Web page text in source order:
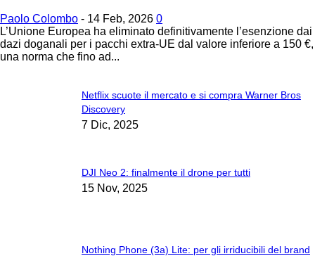
Paolo Colombo - 14 Feb, 2026 0
L’Unione Europea ha eliminato definitivamente l’esenzione dai
dazi doganali per i pacchi extra-UE dal valore inferiore a 150 €,
una norma che fino ad...
Netflix scuote il mercato e si compra Warner Bros
Discovery
7 Dic, 2025
DJI Neo 2: finalmente il drone per tutti
15 Nov, 2025
Nothing Phone (3a) Lite: per gli irriducibili del brand